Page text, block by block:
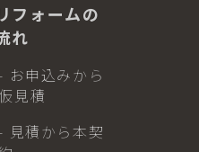
フォームの
れ
お申込みから
見積
見積から本契